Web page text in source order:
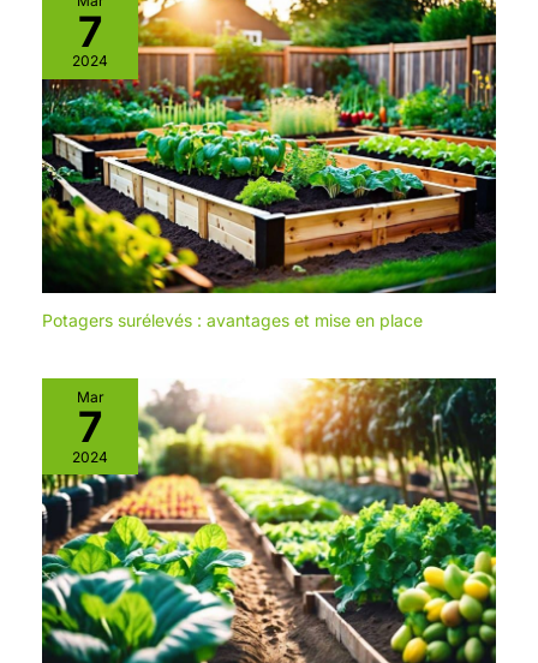
7
2024
Potagers surélevés : avantages et mise en place
Mar
7
2024